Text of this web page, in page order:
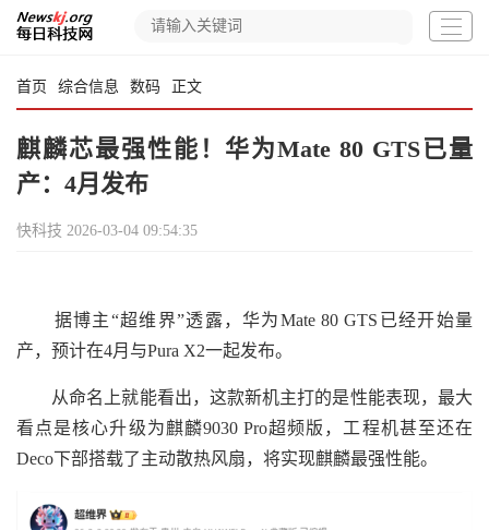
首页 综合信息 数码 正文
麒麟芯最强性能！华为Mate 80 GTS已量
产：4月发布
快科技 2026-03-04 09:54:35
据博主“超维界”透露，华为Mate 80 GTS已经开始量
产，预计在4月与Pura X2一起发布。
从命名上就能看出，这款新机主打的是性能表现，最大
看点是核心升级为麒麟9030 Pro超频版，工程机甚至还在
Deco下部搭载了主动散热风扇，将实现麒麟最强性能。